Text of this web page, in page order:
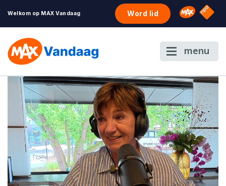
Welkom op MAX Vandaag Word lid Omroep
NPO
menu